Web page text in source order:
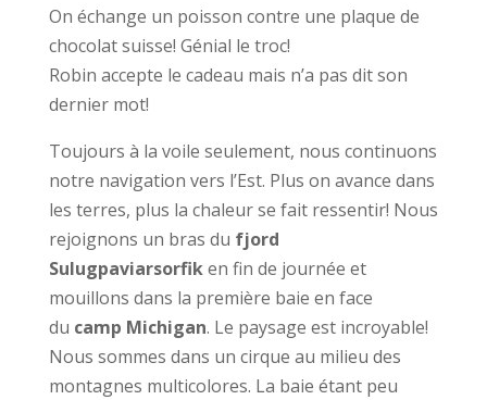
On échange un poisson contre une plaque de
chocolat suisse! Génial le troc!
Robin accepte le cadeau mais n’a pas dit son
dernier mot!
Toujours à la voile seulement, nous continuons
notre navigation vers l’Est. Plus on avance dans
les terres, plus la chaleur se fait ressentir! Nous
rejoignons un bras du fjord
Sulugpaviarsorfiken fin de journée et
mouillons dans la première baie en face
du camp Michigan. Le paysage est incroyable!
Nous sommes dans un cirque au milieu des
montagnes multicolores. La baie étant peu